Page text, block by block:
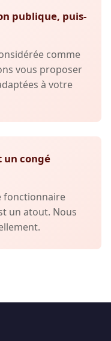
publique, puis-
comme
vous proposer
à votre
un congé
fonctionnaire
un atout. Nous